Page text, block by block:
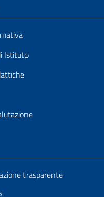
Istituto
trasparente